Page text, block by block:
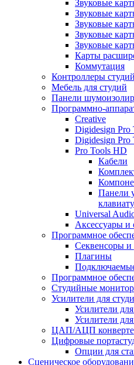
Звуковые
Звуковые
Звуковые
Звуковые
Звуковые
Карты
Коммутация
Контроллеры
Мебель для студий
Панели
Программно-
Creative
Digidesign Pro
Digidesign Pro
Pro Tools HD
Кабели
Панели
Universal
Аксессуары и
Программное
Cеквенсоры и
Плагины
Программное
Студийные
Усилители для
Усилители
Усилители
ЦАП/АЦП
Цифровые
Опции для
Сценическое